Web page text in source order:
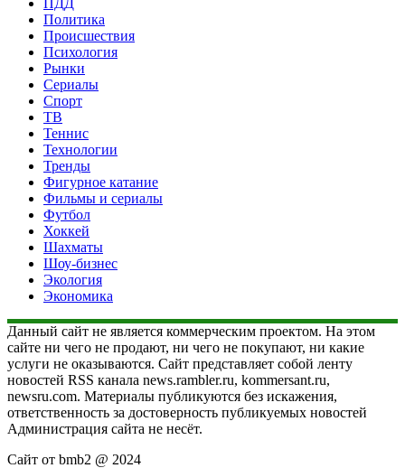
Политика
Происшествия
Психология
Рынки
Сериалы
Спорт
ТВ
Теннис
Технологии
Тренды
Фигурное катание
Фильмы и сериалы
Футбол
Хоккей
Шахматы
Шоу-бизнес
Экология
Экономика
Данный сайт не является коммерческим проектом. На этом
сайте ни чего не продают, ни чего не покупают, ни какие
услуги не оказываются. Сайт представляет собой ленту
новостей RSS канала news.rambler.ru, kommersant.ru,
newsru.com. Материалы публикуются без искажения,
ответственность за достоверность публикуемых новостей
Администрация сайта не несёт.
Сайт от bmb2 @ 2024